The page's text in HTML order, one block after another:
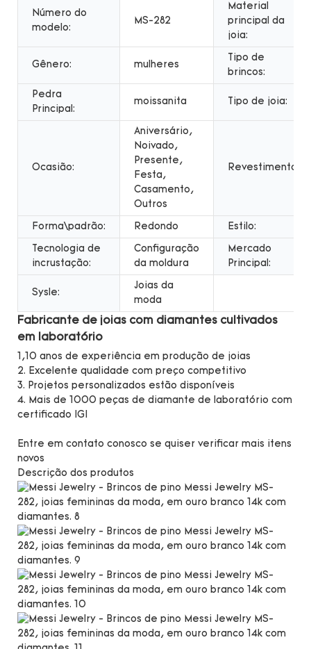
Número do
modelo:
MS-282
Material
principal da
joia:
Gênero: mulheres
Tipo de
brincos:
Pedra
Principal:
moissanita Tipo de joia:
Ocasião:
Aniversário,
Noivado,
Presente,
Festa,
Casamento,
Outros
Revestimento:
Forma\padrão: Redondo Estilo:
Tecnologia de
incrustação:
Configuração
da moldura
Mercado
Principal:
Sysle:
Joias da
moda
Fabricante de joias com diamantes cultivados
em laboratório
1,10 anos de experiência em produção de joias
2. Excelente qualidade com preço competitivo
3. Projetos personalizados estão disponíveis
4. Mais de 1000 peças de diamante de laboratório com
certificado IGI
Entre em contato conosco se quiser verificar mais itens
novos
Descrição dos produtos